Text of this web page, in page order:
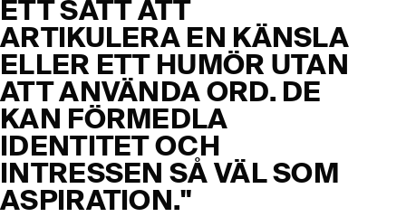
ETT SÄTT ATT
ARTIKULERA EN KÄNSLA
ELLER ETT HUMÖR UTAN
ATT ANVÄNDA ORD. DE
KAN FÖRMEDLA
IDENTITET OCH
INTRESSEN SÅ VÄL SOM
ASPIRATION."